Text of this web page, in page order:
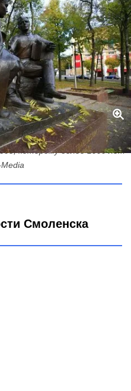
известен по летописям и
которому более 1000 лет
Смоленска